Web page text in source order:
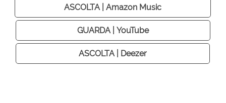
ASCOLTA | Amazon Music
GUARDA | YouTube
ASCOLTA | Deezer